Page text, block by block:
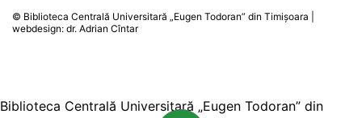
Biblioteca Centrală Universitară „Eugen Todoran” din